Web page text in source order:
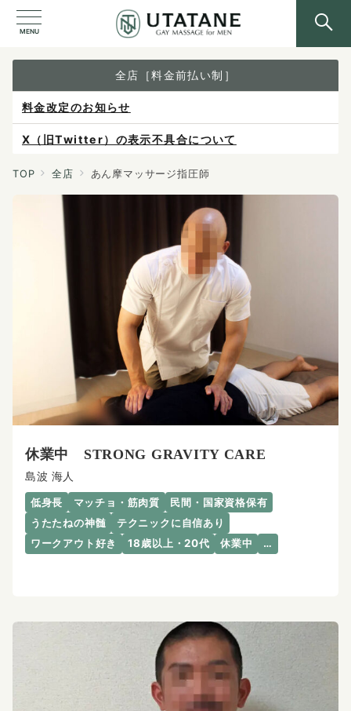
MENU
全店［料金前払い制］
X（旧Twitter）の表示不具合について
ご予約は各店へ直接お問い合わせください。
料金は当日施術前にお支払いください。
感染症防止対策について
料金改定のお知らせ
TOP 全店 あん摩マッサージ指圧師
休業中 STRONG GRAVITY CARE
島波 海人
低身長 マッチョ・筋肉質
民間・国家資格保有
うたたねの神髄
テクニックに自信あり
ワークアウト好き
18歳以上・20代 休業中 …